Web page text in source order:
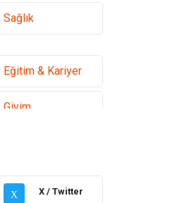
Sağlık
Eğitim & Kariyer
Giyim
X X / Twitter